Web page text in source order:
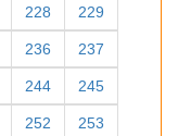
172 173
180 181
188 189
196 197